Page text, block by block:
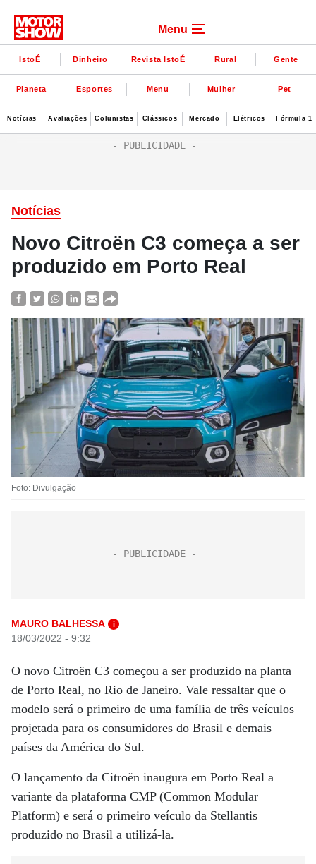
Menu
IstoÉ Dinheiro Revista IstoÉ Rural Gente
Planeta Esportes Menu Mulher Pet
Notícias Avaliações Colunistas Clássicos Mercado Elétricos Fórmula 1
Notícias
Novo Citroën C3 começa a ser
produzido em Porto Real
Foto: Divulgação
MAURO BALHESSA i
18/03/2022 - 9:32
O novo Citroën C3 começou a ser produzido na planta
de Porto Real, no Rio de Janeiro. Vale ressaltar que o
modelo será o primeiro de uma família de três veículos
projetada para os consumidores do Brasil e demais
países da América do Sul.
O lançamento da Citroën inaugura em Porto Real a
variante da plataforma CMP (Common Modular
Platform) e será o primeiro veículo da Stellantis
produzido no Brasil a utilizá-la.